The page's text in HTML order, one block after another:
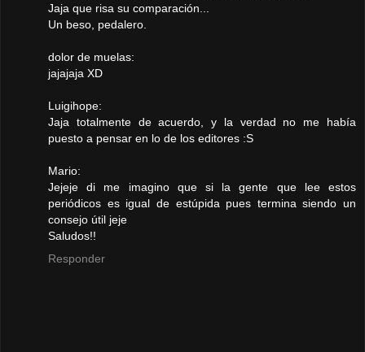
Jaja que risa su comparación...
Un beso, pedalero.
dolor de muelas:
jajajaja XD
Luigihope:
Jaja totalmente de acuerdo, y la verdad no me había
puesto a pensar en lo de los editores :S
Mario:
Jejeje di me imagino que si la gente que lee estos
periódicos es igual de estúpida pues termina siendo un
consejo útil jeje
Saludos!!
Responder